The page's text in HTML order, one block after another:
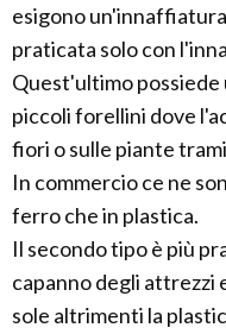
esigono
praticata solo con
Quest'ultimo
piccoli forellini dove
fiori o sulle piante
In commercio ce ne
ferro che in plastica.
Il secondo tipo è più
capanno degli attrezzi
sole altrimenti la